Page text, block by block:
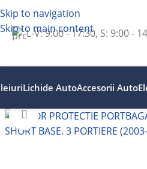
Skip to navigation
Skip to main content
L-V: 9:00 - 17:30, S: 9:00 -
Lichide AutoAccesorii Auto
Faceți clic pentru a mări